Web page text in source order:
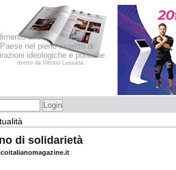
che
nel pieno rispetto di
ideologiche e politiche.
diretto da Vittorio Lussana
di solidarietà